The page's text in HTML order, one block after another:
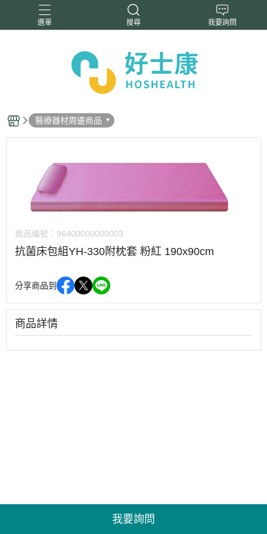
選單 搜尋 我要詢問
醫療器材周邊商品
商品編號： 96400000000003
抗菌床包組YH-330附枕套 粉紅 190x90cm
分享商品到
商品詳情
我要詢問